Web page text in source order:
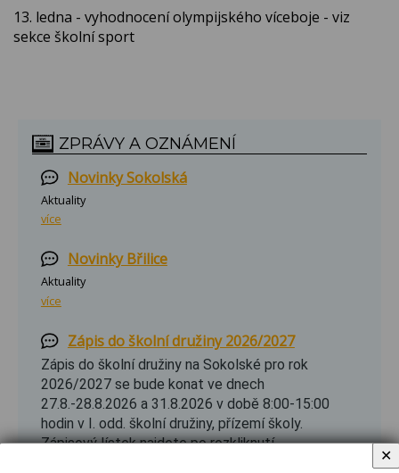
13. ledna - vyhodnocení olympijského víceboje - viz
sekce školní sport
ZPRÁVY A OZNÁMENÍ
Novinky Sokolská
Aktuality
více
Novinky Břilice
Aktuality
více
Zápis do školní družiny 2026/2027
Zápis do školní družiny na Sokolské pro rok
2026/2027 se bude konat ve dnech
27.8.-28.8.2026 a 31.8.2026 v době 8:00-15:00
hodin v I. odd. školní družiny, přízemí školy.
Zápisový lístek najdete po rozkliknutí.
✕